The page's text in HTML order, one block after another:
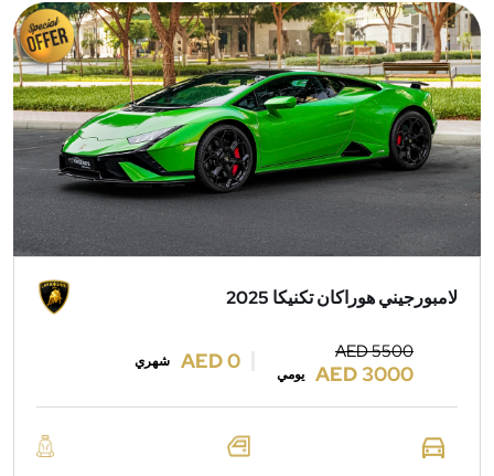
لامبورجيني هوراكان تكنيكا 2025
AED 5500
AED 3000 يومي
AED 0 شهري